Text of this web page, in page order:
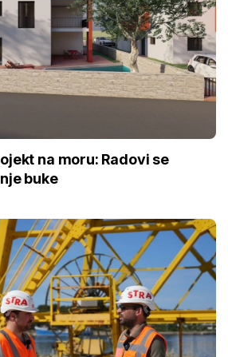
na moru: Radovi se
buke